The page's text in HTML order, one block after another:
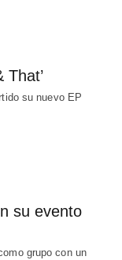
That’
su nuevo EP
su evento
grupo con un